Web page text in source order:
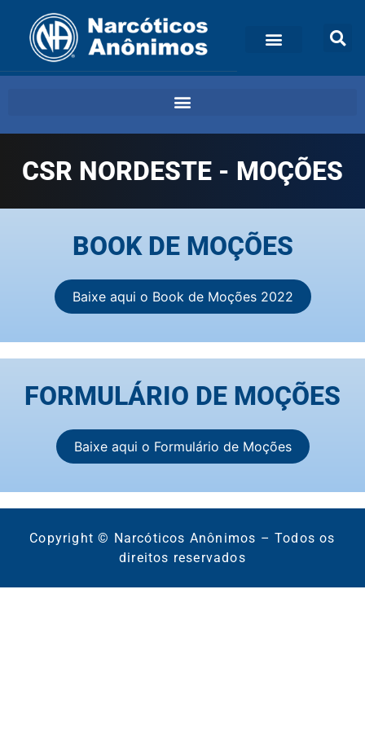
CSR NORDESTE - MOÇÕES
BOOK DE MOÇÕES
Baixe aqui o Book de Moções 2022
FORMULÁRIO DE MOÇÕES
Baixe aqui o Formulário de Moções
Copyright © Narcóticos Anônimos – Todos os
direitos reservados